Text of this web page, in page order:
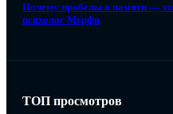
Почему пробелы в памяти —
психолог Мерфи
ТОП просмотров